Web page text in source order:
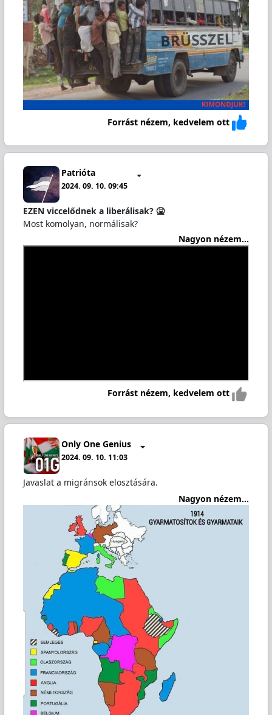
Forrást nézem, kedvelem ott
Patrióta
2024. 09. 10. 09:45
EZEN viccelődnek a liberálisak? 🤮
Most komolyan, normálisak?
Nagyon nézem...
Forrást nézem, kedvelem ott
Only One Genius
2024. 09. 10. 11:03
Javaslat a migránsok elosztására.
Nagyon nézem...